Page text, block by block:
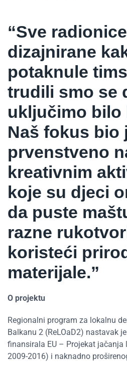
“Sve
dizajnirane
potaknule
trudili smo se
uključimo bilo
Naš fokus bio
prvenstveno
kreativnim
koje su djeci
da puste
razne
koristeći
materijale.”
O projektu
Regionalni program za lokalnu
Balkanu 2 (ReLOaD2) nastavak
finansirala EU – Projekat jačanja
2009-2016) i naknadno